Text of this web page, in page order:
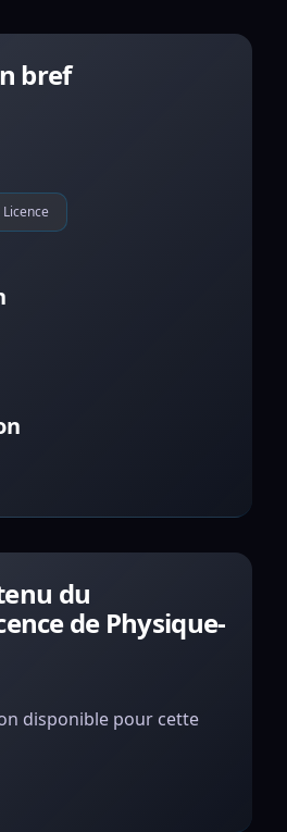
bref
Licence
du
de Physique-
disponible pour cette